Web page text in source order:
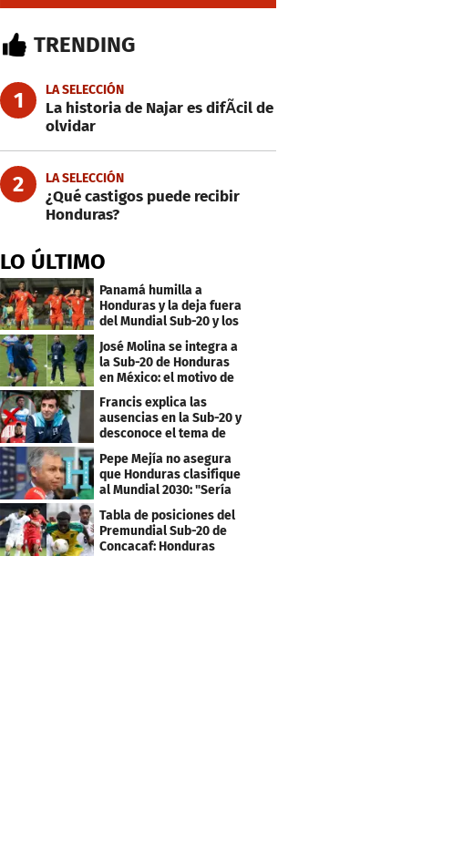
TRENDING
1 LA SELECCIÓN
La historia de Najar es difÃ­cil de
olvidar
2 LA SELECCIÓN
¿Qué castigos puede recibir
Honduras?
LO ÚLTIMO
Panamá humilla a
Honduras y la deja fuera
del Mundial Sub-20 y los
Juegos Olímpicos
José Molina se integra a
la Sub-20 de Honduras
en México: el motivo de
su viaje
Francis explica las
ausencias en la Sub-20 y
desconoce el tema de
los tiktokers
Pepe Mejía no asegura
que Honduras clasifique
al Mundial 2030: "Sería
mentir"
Tabla de posiciones del
Premundial Sub-20 de
Concacaf: Honduras